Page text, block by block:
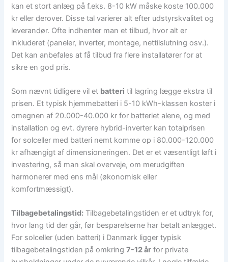
kan et stort anlæg på f.eks. 8-10 kW måske koste 100.000
kr eller derover. Disse tal varierer alt efter udstyrskvalitet og
leverandør. Ofte indhenter man et tilbud, hvor alt er
inkluderet (paneler, inverter, montage, nettilslutning osv.).
Det kan anbefales at få tilbud fra flere installatører for at
sikre en god pris.
Som nævnt tidligere vil et batteri til lagring lægge ekstra til
prisen. Et typisk hjemmebatteri i 5-10 kWh-klassen koster i
omegnen af 20.000-40.000 kr for batteriet alene, og med
installation og evt. dyrere hybrid-inverter kan totalprisen
for solceller med batteri nemt komme op i 80.000-120.000
kr afhængigt af dimensioneringen. Det er et væsentligt løft i
investering, så man skal overveje, om merudgiften
harmonerer med ens mål (økonomisk eller
komfortmæssigt).
Tilbagebetalingstid: Tilbagebetalingstiden er et udtryk for,
hvor lang tid der går, før besparelserne har betalt anlægget.
For solceller (uden batteri) i Danmark ligger typisk
tilbagebetalingstiden på omkring7-12 år for private